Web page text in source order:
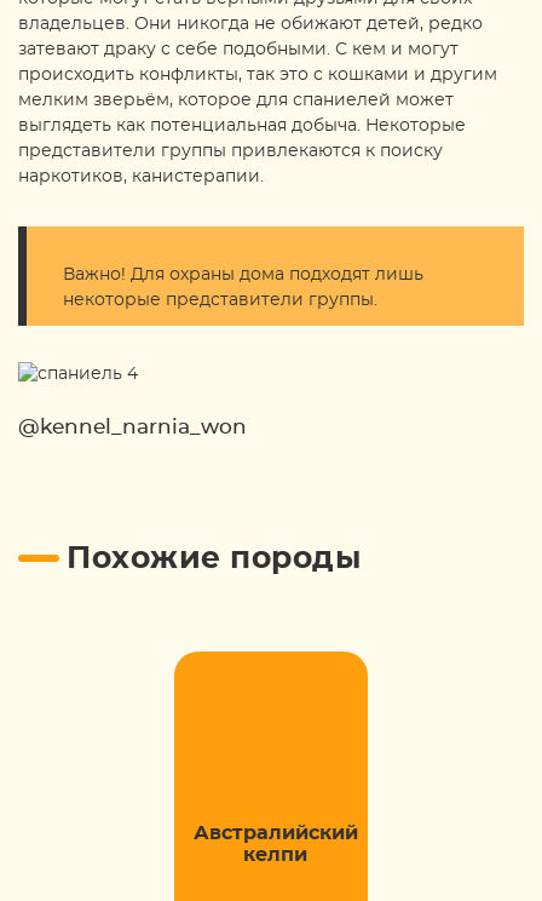
владельцев. Они никогда не обижают детей, редко
затевают драку с себе подобными. С кем и могут
происходить конфликты, так это с кошками и другим
мелким зверьём, которое для спаниелей может
выглядеть как потенциальная добыча. Некоторые
представители группы привлекаются к поиску
наркотиков, канистерапии.
Важно! Для охраны дома подходят лишь
некоторые представители группы.
@kennel_narnia_won
Похожие породы
Австралийский
келпи